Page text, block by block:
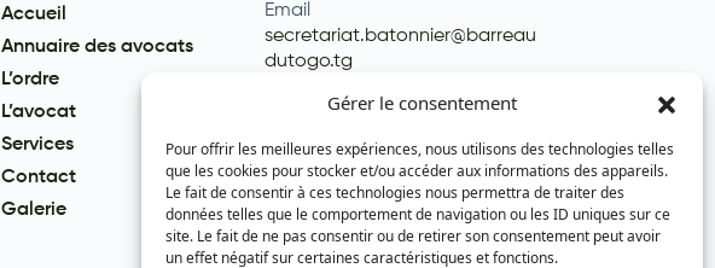
Gérer le consentement
Pour offrir les meilleures expériences, nous utilisons des technologies telles
que les cookies pour stocker et/ou accéder aux informations des appareils.
Le fait de consentir à ces technologies nous permettra de traiter des
données telles que le comportement de navigation ou les ID uniques sur ce
site. Le fait de ne pas consentir ou de retirer son consentement peut avoir
un effet négatif sur certaines caractéristiques et fonctions.
Accueil
Annuaire des avocats
L’ordre
L’avocat
Services
Contact
Galerie
Email
secretariat.batonnier@barreau
dutogo.tg
Téléphone
(+228) 22 21 67 52